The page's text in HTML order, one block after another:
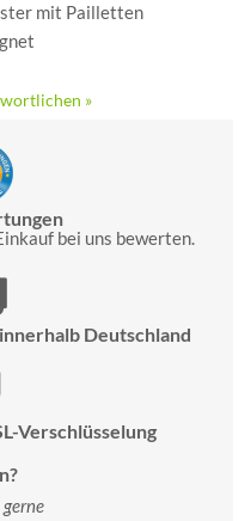
mit Pailletten
»
bei uns bewerten.
Deutschland
Verschlüsselung